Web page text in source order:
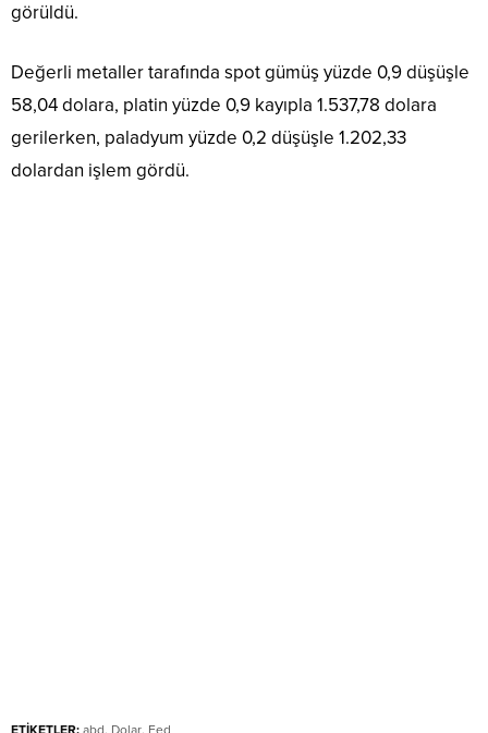
görüldü.
Değerli metaller tarafında spot gümüş yüzde 0,9 düşüşle
58,04 dolara, platin yüzde 0,9 kayıpla 1.537,78 dolara
gerilerken, paladyum yüzde 0,2 düşüşle 1.202,33
dolardan işlem gördü.
ETİKETLER: abd, Dolar, Fed